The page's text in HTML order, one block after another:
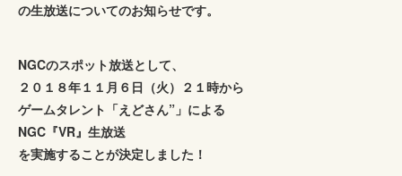
の生放送についてのお知らせです。
NGCのスポット放送として、
２０１８年１１月６日（火）２１時から
ゲームタレント「えどさん”」による
NGC『VR』生放送
を実施することが決定しました！